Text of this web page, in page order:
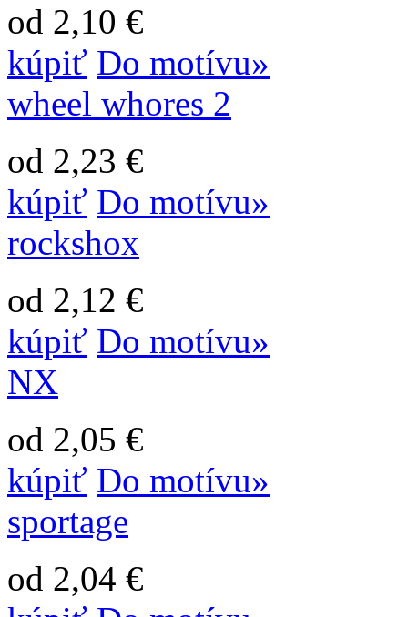
od 2,10 €
kúpiť Do motívu»
wheel whores 2
od 2,23 €
kúpiť Do motívu»
rockshox
od 2,12 €
kúpiť Do motívu»
NX
od 2,05 €
kúpiť Do motívu»
sportage
od 2,04 €